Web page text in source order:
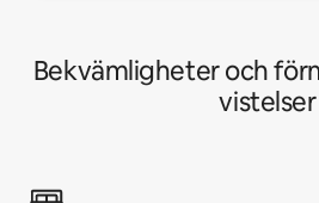
Bekvämligheter och
vistelser